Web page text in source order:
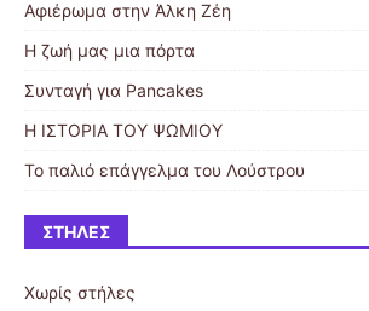
Αφιέρωμα στην Άλκη Ζέη
H ζωή μας μια πόρτα
Συνταγή για Pancakes
Η ΙΣΤΟΡΙΑ ΤΟΥ ΨΩΜΙΟΥ
Το παλιό επάγγελμα του Λούστρου
ΣΤΉΛΕΣ
Χωρίς στήλες